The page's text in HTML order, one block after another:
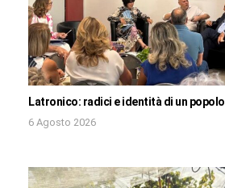
Latronico: radici e identità di un popolo
6 Agosto 2026